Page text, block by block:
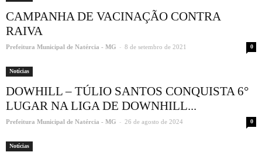
CAMPANHA DE VACINAÇÃO CONTRA
RAIVA
Prefeitura Municipal de Natércia - MG - 8 de setembro de 2021 0
Notícias
DOWHILL – TÚLIO SANTOS CONQUISTA 6°
LUGAR NA LIGA DE DOWNHILL...
Prefeitura Municipal de Natércia - MG - 26 de agosto de 2024 0
Notícias